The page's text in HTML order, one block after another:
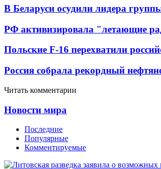
В Беларуси осудили лидера
РФ активизировала "летающие
Польские F-16 перехватили
Россия собрала рекордный
Читать комментарии
Новости мира
Последние
Популярные
Комментируемые